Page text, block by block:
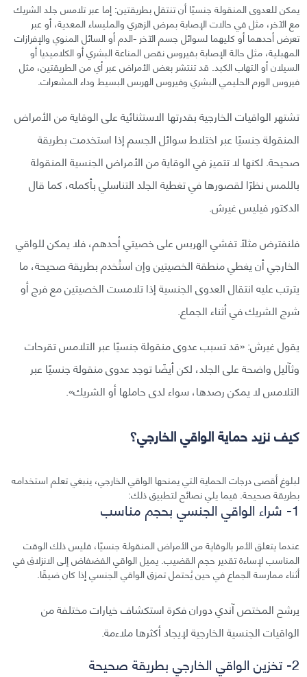
يمكن للعدوى المنقولة جنسيًا أن تنتقل بطريقتين: إما عبر تلامس جلد الشريك
مع الآخر، مثل في حالات الإصابة بمرض الزهري والمليساء المعدية، أو عبر
تعرض أحدهما أو كليهما لسوائل جسم الآخر -الدم أو السائل المنوي والإفرازات
المهبلية، مثل حالة الإصابة بفيروس نقص المناعة البشري أو الكلاميديا أو
السيلان أو التهاب الكبد. قد تنتشر بعض الأمراض عبر أي من الطريقتين، مثل
فيروس الورم الحليمي البشري وفيروس الهربس البسيط وداء المشعرات.
تشتهر الواقيات الخارجية بقدرتها الاستثنائية على الوقاية من الأمراض
المنقولة جنسيًا عبر اختلاط سوائل الجسم إذا استخدمت بطريقة
صحيحة. لكنها لا تتميز في الوقاية من الأمراض الجنسية المنقولة
باللمس نظرًا لقصورها في تغطية الجلد التناسلي بأكمله، كما قال
الدكتور فيليس غيرش.
فلنفترض مثلًا تفشي الهربس على خصيتي أحدهم، فلا يمكن للواقي
الخارجي أن يغطي منطقة الخصيتين وإن استُخدم بطريقة صحيحة، ما
يترتب عليه انتقال العدوى الجنسية إذا تلامست الخصيتين مع فرج أو
شرج الشريك في أثناء الجماع.
يقول غيرش: «قد تسبب عدوى منقولة جنسيًا عبر التلامس تقرحات
وثآليل واضحة على الجلد، لكن أيضًا توجد عدوى منقولة جنسيًا عبر
التلامس لا يمكن رصدها، سواء لدى حاملها أو الشريك».
كيف نزيد حماية الواقي الخارجي؟
لبلوغ أقصى درجات الحماية التي يمنحها الواقي الخارجي، ينبغي تعلم استخدامه
بطريقة صحيحة. فيما يلي نصائح لتطبيق ذلك:
1- شراء الواقي الجنسي بحجم مناسب
عندما يتعلق الأمر بالوقاية من الأمراض المنقولة جنسيًا، فليس ذلك الوقت
المناسب لإساءة تقدير حجم القضيب. يميل الواقي الفضفاض إلى الانزلاق في
أثناء ممارسة الجماع في حين يُحتمل تمزق الواقي الجنسي إذا كان ضيقًا.
يرشح المختص آندي دوران فكرة استكشاف خيارات مختلفة من
الواقيات الجنسية الخارجية لإيجاد أكثرها ملاءمة.
2- تخزين الواقي الخارجي بطريقة صحيحة